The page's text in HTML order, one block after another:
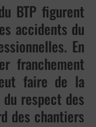
BTP figurent
accidents du
En
franchement
faire de la
respect des
des chantiers